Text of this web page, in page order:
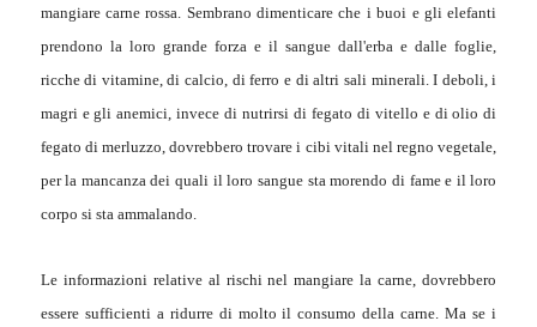
mangiare carne rossa. Sembrano dimenticare che i buoi e gli elefanti
prendono la loro grande forza e il sangue dall'erba e dalle foglie,
ricche di vitamine, di calcio, di ferro e di altri sali minerali. I deboli, i
magri e gli anemici, invece di nutrirsi di fegato di vitello e di olio di
fegato di merluzzo, dovrebbero trovare i cibi vitali nel regno vegetale,
per la mancanza dei quali il loro sangue sta morendo di fame e il loro
corpo si sta ammalando.
Le informazioni relative al rischi nel mangiare la carne, dovrebbero
essere sufficienti a ridurre di molto il consumo della carne. Ma se i